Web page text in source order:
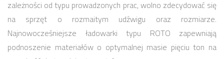
zależności od typu prowadzonych prac, wolno zdecydować się
na sprzęt o rozmaitym udźwigu oraz rozmiarze.
Najnowocześniejsze ładowarki typu ROTO zapewniają
podnoszenie materiałów o optymalnej masie pięciu ton na